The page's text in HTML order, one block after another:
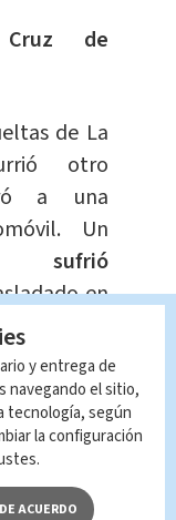
de
de La
otro
a una
Un
sufrió
en
de La
la Cruz
deja
y entrega de
navegando el sitio,
tecnología, según
la configuración
ACUERDO